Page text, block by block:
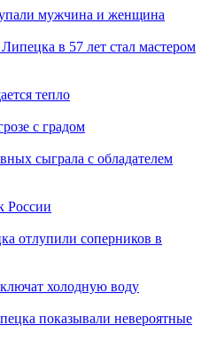
мужчина и женщина
в 57 лет стал мастером
тепло
с градом
сыграла с обладателем
России
отлупили соперников в
холодную воду
показывали невероятные